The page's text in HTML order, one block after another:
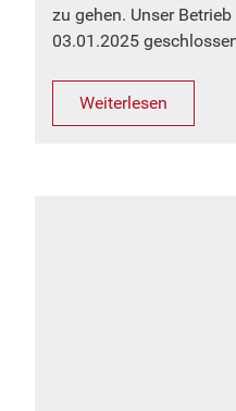
zu gehen. Unser
03.01.2025
Weiterlesen